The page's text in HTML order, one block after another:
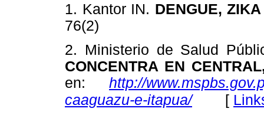
1. Kantor IN. DENGUE,
76(2)
2. Ministerio de Salud
CONCENTRA EN
en: http://
caaguazu-e-itapua/[